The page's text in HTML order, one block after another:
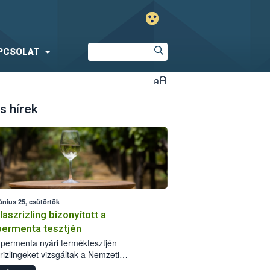
hírek
25, csütörtök
bizonyított a
tesztjén
nyári terméktesztjén
vizsgáltak a Nemzeti
biztonsági Hivatal (Nébih)